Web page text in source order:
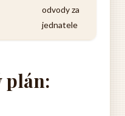
odvody za
jednatele
plán: